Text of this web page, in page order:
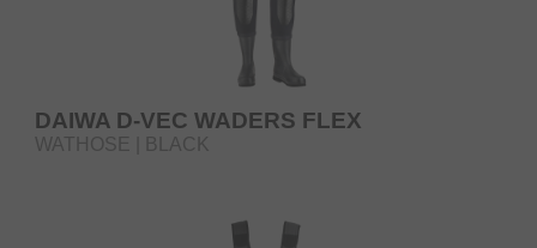
DAIWA D-VEC WADERS FLEX
WATHOSE | BLACK